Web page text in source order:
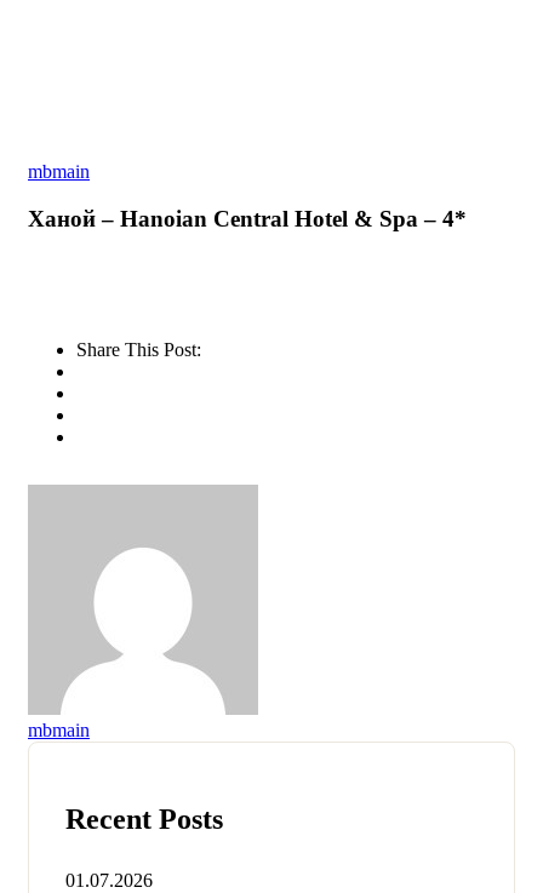
mbmain
Ханой – Hanoian Central Hotel & Spa – 4*
Share This Post:
mbmain
Recent Posts
01.07.2026